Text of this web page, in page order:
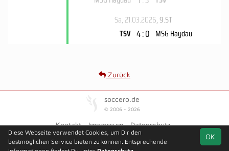
Sa, 21.03.2026, 9.ST
TSV 4 : 0 MSG Haydau
Zurück
soccero.de
© 2006 - 2026
Kontakt Impressum
Datenschutz
OK
Diese Webseite verwendet Cookies, um Dir den
bestmöglichen Service bieten zu können. Entsprechende